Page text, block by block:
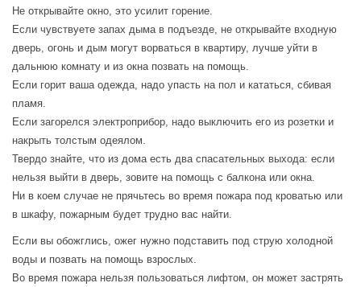
Не открывайте окно, это усилит горение.
Если чувствуете запах дыма в подъезде, не открывайте входную
дверь, огонь и дым могут ворваться в квартиру, лучше уйти в
дальнюю комнату и из окна позвать на помощь.
Если горит ваша одежда, надо упасть на пол и кататься, сбивая
пламя.
Если загорелся электроприбор, надо выключить его из розетки и
накрыть толстым одеялом.
Твердо знайте, что из дома есть два спасательных выхода: если
нельзя выйти в дверь, зовите на помощь с балкона или окна.
Ни в коем случае не прячьтесь во время пожара под кроватью или
в шкафу, пожарным будет трудно вас найти.
Если вы обожглись, ожег нужно подставить под струю холодной
воды и позвать на помощь взрослых.
Во время пожара нельзя пользоваться лифтом, он может застрять